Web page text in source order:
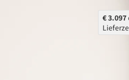
€ 3.097